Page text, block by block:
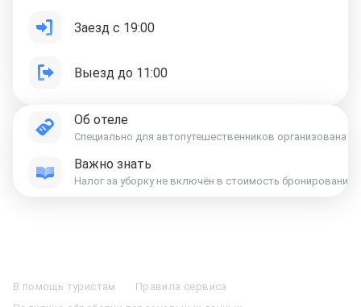
Заезд с 19:00
Выезд до 11:00
Об отеле
Специально для автопутешественников организована
Важно знать
Отели в КазаниОтели в Нижнем Новгороде
В помощь туристам
Правила сервиса